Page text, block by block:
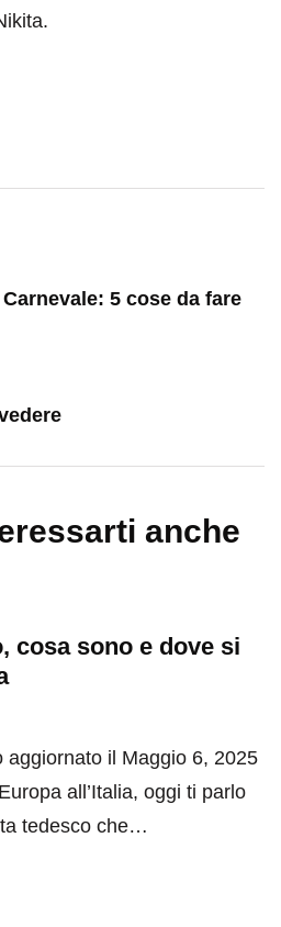
5 cose da fare
anche
cosa sono e dove si
aggiornato il Maggio 6, 2025
all’Italia, oggi ti parlo
tedesco che…